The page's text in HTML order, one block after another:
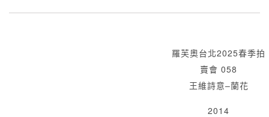
羅芙奧台北2025春季拍
賣會 058
王維詩意–蘭花
2014